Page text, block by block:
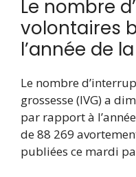
Le nombre
volontaires
l’année de
Le nombre
grossesse (IVG) a
par rapport à
de 88 269
publiées ce mardi